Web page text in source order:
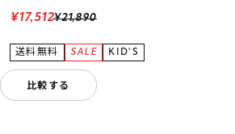
¥21,890
¥17,512
比較する